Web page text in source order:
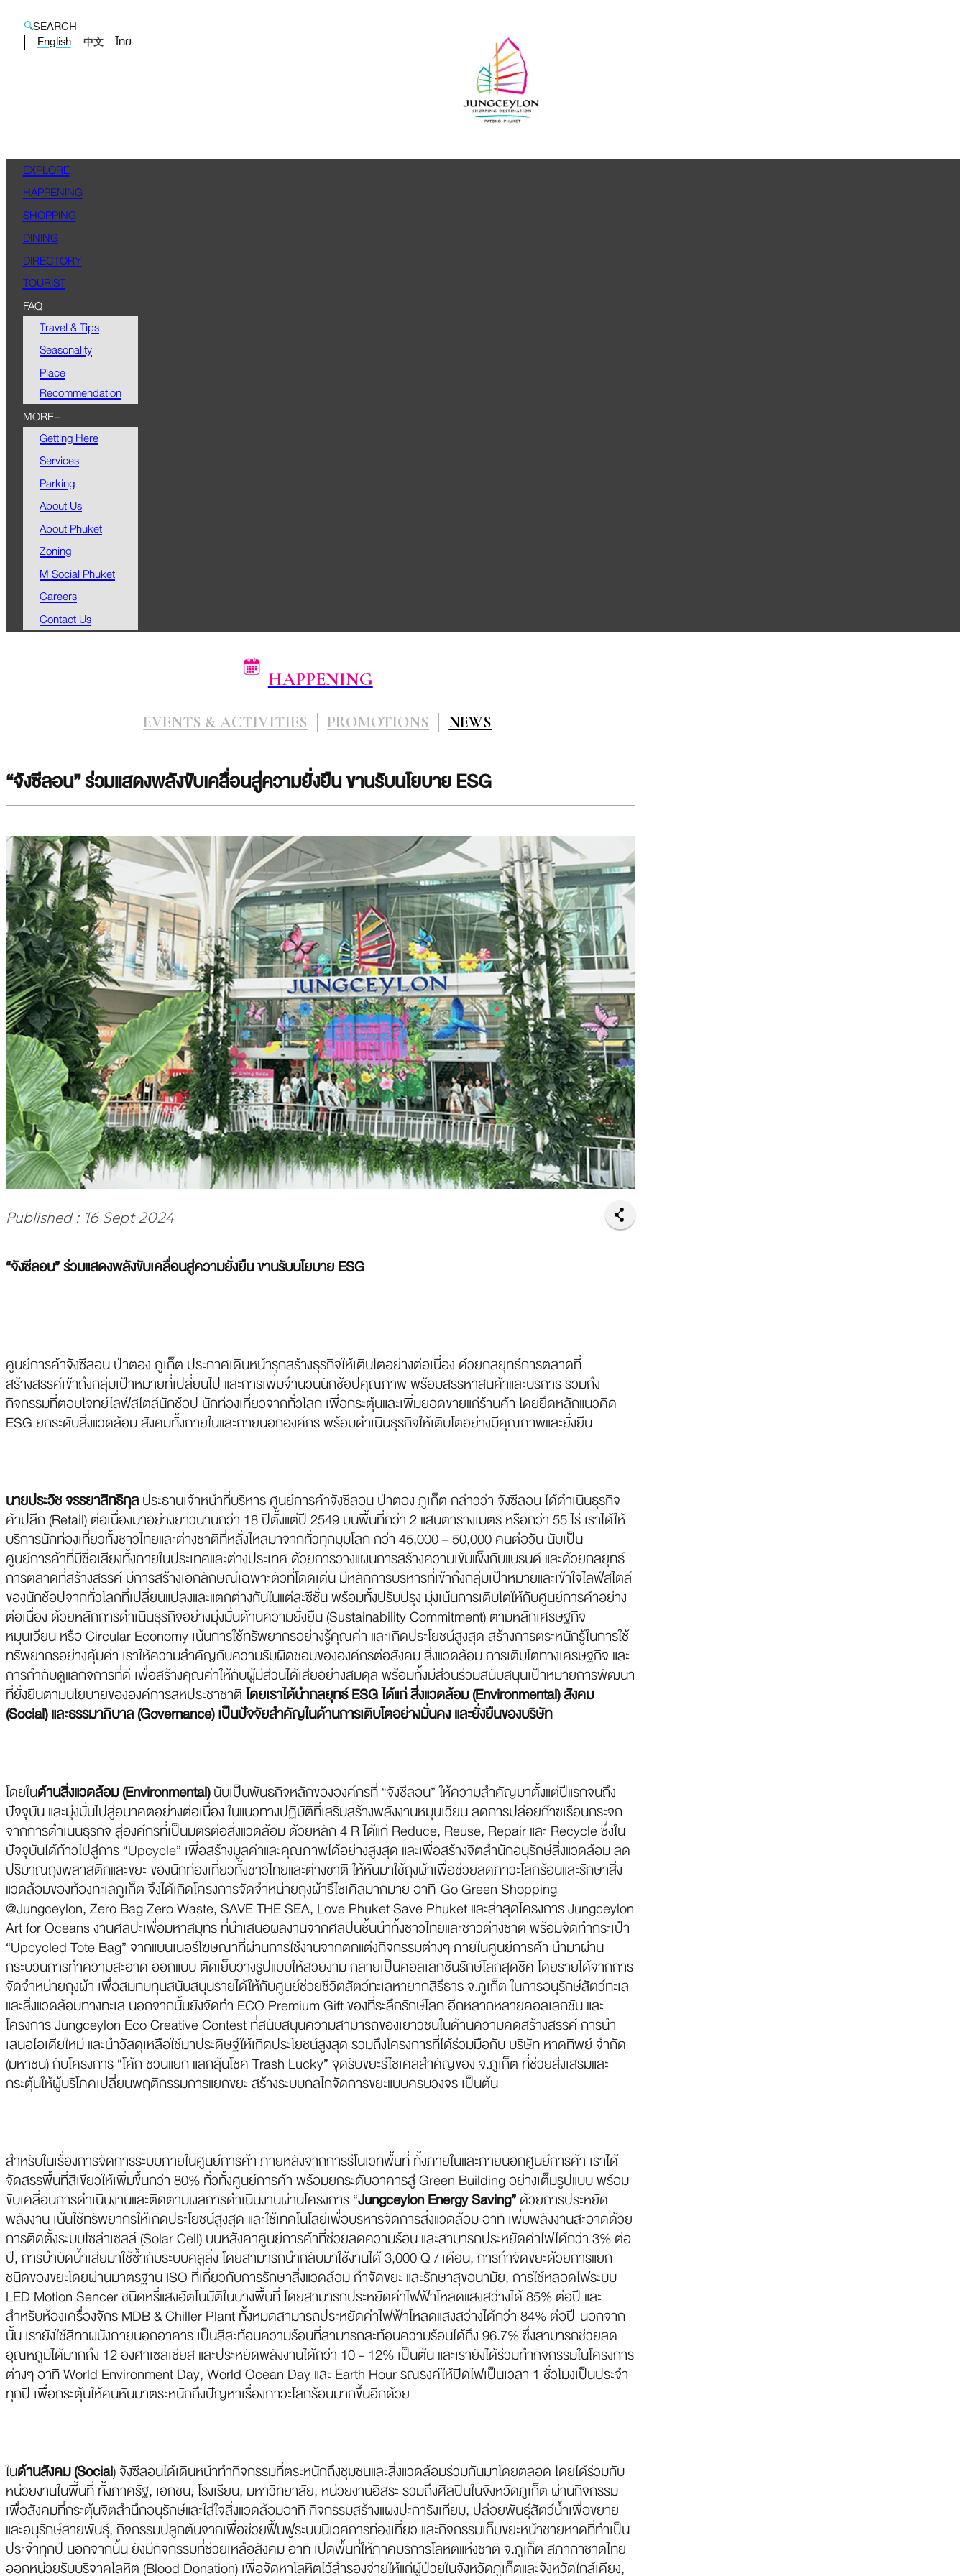
SEARCH
English
中文 ไทย
EXPLORE
HAPPENING
SHOPPING
DINING
DIRECTORY
TOURIST
FAQ
Travel & Tips
Seasonality
Place
Recommendation
MORE+
Getting Here
Services
Parking
About Us
About Phuket
Zoning
M Social Phuket
Careers
Contact Us
HAPPENING
EVENTS & ACTIVITIES PROMOTIONS NEWS
“จังซีลอน” ร่วมแสดงพลังขับเคลื่อนสู่ความยั่งยืน ขานรับนโยบาย ESG
Published : 16 Sept 2024
“จังซีลอน” ร่วมแสดงพลังขับเคลื่อนสู่ความยั่งยืน ขานรับนโยบาย ESG
ศูนย์การค้าจังซีลอน ป่าตอง ภูเก็ต ประกาศเดินหน้ารุกสร้างธุรกิจให้เติบโตอย่างต่อเนื่อง ด้วยกลยุทธ์การตลาดที่
สร้างสรรค์เข้าถึงกลุ่มเป้าหมายที่เปลี่ยนไป และการเพิ่มจำนวนนักช้อปคุณภาพ พร้อมสรรหาสินค้าและบริการ รวมถึง
กิจกรรมที่ตอบโจทย์ไลฟ์สไตล์นักช้อป นักท่องเที่ยวจากทั่วโลก เพื่อกระตุ้นและเพิ่มยอดขายแก่ร้านค้า โดยยึดหลักแนวคิด
ESG ยกระดับสิ่งแวดล้อม สังคมทั้งภายในและภายนอกองค์กร พร้อมดำเนินธุรกิจให้เติบโตอย่างมีคุณภาพและยั่งยืน
นายประวิช จรรยาสิทธิกุลประธานเจ้าหน้าที่บริหาร ศูนย์การค้าจังซีลอน ป่าตอง ภูเก็ต กล่าวว่า จังซีลอน ได้ดำเนินธุรกิจ
ค้าปลีก (Retail) ต่อเนื่องมาอย่างยาวนานกว่า 18 ปีตั้งแต่ปี 2549 บนพื้นที่กว่า 2 แสนตารางเมตร หรือกว่า 55 ไร่ เราได้ให้
บริการนักท่องเที่ยวทั้งชาวไทยและต่างชาติที่หลั่งไหลมาจากทั่วทุกมุมโลก กว่า 45,000 – 50,000 คนต่อวัน นับเป็น
ศูนย์การค้าที่มีชื่อเสียงทั้งภายในประเทศและต่างประเทศ ด้วยการวางแผนการสร้างความเข้มแข็งกับแบรนด์ และด้วยกลยุทธ์
การตลาดที่สร้างสรรค์ มีการสร้างเอกลักษณ์เฉพาะตัวที่โดดเด่น มีหลักการบริหารที่เข้าถึงกลุ่มเป้าหมายและเข้าใจไลฟ์สไตล์
ของนักช้อปจากทั่วโลกที่เปลี่ยนแปลงและแตกต่างกันในแต่ละซีซั่น พร้อมทั้งปรับปรุง มุ่งเน้นการเติบโตให้กับศูนย์การค้าอย่าง
ต่อเนื่อง ด้วยหลักการดำเนินธุรกิจอย่างมุ่งมั่นด้านความยั่งยืน (Sustainability Commitment) ตามหลักเศรษฐกิจ
หมุนเวียน หรือ Circular Economy เน้นการใช้ทรัพยากรอย่างรู้คุณค่า และเกิดประโยชน์สูงสุด สร้างการตระหนักรู้ในการใช้
ทรัพยากรอย่างคุ้มค่า เราให้ความสำคัญกับความรับผิดชอบขององค์กรต่อสังคม สิ่งแวดล้อม การเติบโตทางเศรษฐกิจ และ
การกำกับดูแลกิจการที่ดี เพื่อสร้างคุณค่าให้กับผู้มีส่วนได้เสียอย่างสมดุล พร้อมทั้งมีส่วนร่วมสนับสนุนเป้าหมายการพัฒนา
ที่ยั่งยืนตามนโยบายขององค์การสหประชาชาติโดยเราได้นำกลยุทธ์ ESG ได้แก่ สิ่งแวดล้อม (Environmental) สังคม
(Social) และธรรมาภิบาล (Governance) เป็นปัจจัยสำคัญในด้านการเติบโตอย่างมั่นคง และยั่งยืนของบริษัท
โดยในด้านสิ่งแวดล้อม (Environmental)นับเป็นพันธกิจหลักขององค์กรที่ “จังซีลอน” ให้ความสำคัญมาตั้งแต่ปีแรกจนถึง
ปัจจุบัน และมุ่งมั่นไปสู่อนาคตอย่างต่อเนื่อง ในแนวทางปฏิบัติที่เสริมสร้างพลังงานหมุนเวียน ลดการปล่อยก๊าซเรือนกระจก
จากการดำเนินธุรกิจ สู่องค์กรที่เป็นมิตรต่อสิ่งแวดล้อม ด้วยหลัก 4 R ได้แก่ Reduce, Reuse, Repair และ Recycle ซึ่งใน
ปัจจุบันได้ก้าวไปสู่การ “Upcycle” เพื่อสร้างมูลค่าและคุณภาพได้อย่างสูงสุด และเพื่อสร้างจิตสำนักอนุรักษ์สิ่งแวดล้อม ลด
ปริมาณถุงพลาสติกและขยะ ของนักท่องเที่ยวทั้งชาวไทยและต่างชาติ ให้หันมาใช้ถุงผ้าเพื่อช่วยลดภาวะโลกร้อนและรักษาสิ่ง
แวดล้อมของท้องทะเลภูเก็ต จึงได้เกิดโครงการจัดจำหน่ายถุงผ้ารีไซเคิลมากมาย อาทิ Go Green Shopping
@Jungceylon, Zero Bag Zero Waste, SAVE THE SEA, Love Phuket Save Phuket และล่าสุดโครงการ Jungceylon
Art for Oceans งานศิลปะเพื่อมหาสมุทร ที่นำเสนอผลงานจากศิลปินชั้นนำทั้งชาวไทยและชาวต่างชาติ พร้อมจัดทำกระเป๋า
“Upcycled Tote Bag” จากแบนเนอร์โฆษณาที่ผ่านการใช้งานจากตกแต่งกิจกรรมต่างๆ ภายในศูนย์การค้า นำมาผ่าน
กระบวนการทำความสะอาด ออกแบบ ตัดเย็บวางรูปแบบให้สวยงาม กลายเป็นคอลเลกชันรักษ์โลกสุดชิค โดยรายได้จากการ
จัดจำหน่ายถุงผ้า เพื่อสมทบทุนสนับสนุนรายได้ให้กับศูนย์ช่วยชีวิตสัตว์ทะเลหายากสิรีธาร จ.ภูเก็ต ในการอนุรักษ์สัตว์ทะเล
และสิ่งแวดล้อมทางทะเล นอกจากนั้นยังจัดทำ ECO Premium Gift ของที่ระลึกรักษ์โลก อีกหลากหลายคอลเลกชัน และ
โครงการ Jungceylon Eco Creative Contest ที่สนับสนุนความสามารถของเยาวชนในด้านความคิดสร้างสรรค์ การนำ
เสนอไอเดียใหม่ และนำวัสดุเหลือใช้มาประดิษฐ์ให้เกิดประโยชน์สูงสุด รวมถึงโครงการที่ได้ร่วมมือกับ บริษัท หาดทิพย์ จำกัด
(มหาชน) กับโครงการ “โค้ก ชวนแยก แลกลุ้นโชค Trash Lucky” จุดรับขยะรีไซเคิลสำคัญของ จ.ภูเก็ต ที่ช่วยส่งเสริมและ
กระตุ้นให้ผู้บริโภคเปลี่ยนพฤติกรรมการแยกขยะ สร้างระบบกลไกจัดการขยะแบบครบวงจร เป็นต้น
สำหรับในเรื่องการจัดการระบบภายในศูนย์การค้า ภายหลังจากการรีโนเวทพื้นที่ ทั้งภายในและภายนอกศูนย์การค้า เราได้
จัดสรรพื้นที่สีเขียวให้เพิ่มขึ้นกว่า 80% ทั่วทั้งศูนย์การค้า พร้อมยกระดับอาคารสู่ Green Building อย่างเต็มรูปแบบ พร้อม
ขับเคลื่อนการดำเนินงานและติดตามผลการดำเนินงานผ่านโครงการ “Jungceylon Energy Saving”ด้วยการประหยัด
พลังงาน เน้นใช้ทรัพยากรให้เกิดประโยชน์สูงสุด และใช้เทคโนโลยีเพื่อบริหารจัดการสิ่งแวดล้อม อาทิ เพิ่มพลังงานสะอาดด้วย
การติดตั้งระบบโซล่าเซลล์ (Solar Cell) บนหลังคาศูนย์การค้าที่ช่วยลดความร้อน และสามารถประหยัดค่าไฟได้กว่า 3% ต่อ
ปี, การบำบัดน้ำเสียมาใช้ซ้ำกับระบบคลูลิ่ง โดยสามารถนำกลับมาใช้งานได้ 3,000 Q / เดือน, การกำจัดขยะด้วยการแยก
ชนิดของขยะโดยผ่านมาตรฐาน ISO ที่เกี่ยวกับการรักษาสิ่งแวดล้อม กำจัดขยะ และรักษาสุขอนามัย, การใช้หลอดไฟระบบ
LED Motion Sencer ชนิดหรี่แสงอัตโนมัติในบางพื้นที่ โดยสามารถประหยัดค่าไฟฟ้าโหลดแสงสว่างได้ 85% ต่อปี และ
สำหรับห้องเครื่องจักร MDB & Chiller Plant ทั้งหมดสามารถประหยัดค่าไฟฟ้าโหลดแสงสว่างได้กว่า 84% ต่อปี นอกจาก
นั้น เรายังใช้สีทาผนังภายนอกอาคาร เป็นสีสะท้อนความร้อนที่สามารถสะท้อนความร้อนได้ถึง 96.7% ซึ่งสามารถช่วยลด
อุณหภูมิได้มากถึง 12 องศาเซลเซียส และประหยัดพลังงานได้กว่า 10 - 12% เป็นต้น และเรายังได้ร่วมทำกิจกรรมในโครงการ
ต่างๆ อาทิ World Environment Day, World Ocean Day และ Earth Hour รณรงค์ให้ปิดไฟเป็นเวลา 1 ชั่วโมงเป็นประจำ
ทุกปี เพื่อกระตุ้นให้คนหันมาตระหนักถึงปัญหาเรื่องภาวะโลกร้อนมากขึ้นอีกด้วย
ในด้านสังคม (Social) จังซีลอนได้เดินหน้าทำกิจกรรมที่ตระหนักถึงชุมชนและสิ่งแวดล้อมร่วมกันมาโดยตลอด โดยได้ร่วมกับ
หน่วยงานในพื้นที่ ทั้งภาครัฐ, เอกชน, โรงเรียน, มหาวิทยาลัย, หน่วยงานอิสระ รวมถึงศิลปินในจังหวัดภูเก็ต ผ่านกิจกรรม
เพื่อสังคมที่กระตุ้นจิตสำนึกอนุรักษ์และใส่ใจสิ่งแวดล้อมอาทิ กิจกรรมสร้างแผงปะการังเทียม, ปล่อยพันธุ์สัตว์น้ำเพื่อขยาย
และอนุรักษ์สายพันธุ์, กิจกรรมปลูกต้นจากเพื่อช่วยฟื้นฟูระบบนิเวศการท่องเที่ยว และกิจกรรมเก็บขยะหน้าชายหาดที่ทำเป็น
ประจำทุกปี นอกจากนั้น ยังมีกิจกรรมที่ช่วยเหลือสังคม อาทิ เปิดพื้นที่ให้ภาคบริการโลหิตแห่งชาติ จ.ภูเก็ต สภากาชาดไทย
ออกหน่วยรับบริจาคโลหิต (Blood Donation) เพื่อจัดหาโลหิตไว้สำรองจ่ายให้แก่ผู้ป่วยในจังหวัดภูเก็ตและจังหวัดใกล้เคียง,